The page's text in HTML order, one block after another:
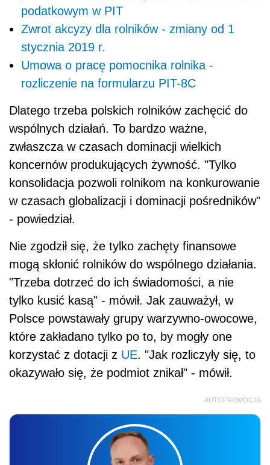
podatkowym w PIT
Zwrot akcyzy dla rolników - zmiany od 1
stycznia 2019 r.
Umowa o pracę pomocnika rolnika -
rozliczenie na formularzu PIT-8C
Dlatego trzeba polskich rolników zachęcić do
wspólnych działań. To bardzo ważne,
zwłaszcza w czasach dominacji wielkich
koncernów produkujących żywność. "Tylko
konsolidacja pozwoli rolnikom na konkurowanie
w czasach globalizacji i dominacji pośredników"
- powiedział.
Nie zgodził się, że tylko zachęty finansowe
mogą skłonić rolników do wspólnego działania.
"Trzeba dotrzeć do ich świadomości, a nie
tylko kusić kasą" - mówił. Jak zauważył, w
Polsce powstawały grupy warzywno-owocowe,
które zakładano tylko po to, by mogły one
korzystać z dotacji z UE. "Jak rozliczyły się, to
okazywało się, że podmiot znikał" - mówił.
AUTOPROMOCJA